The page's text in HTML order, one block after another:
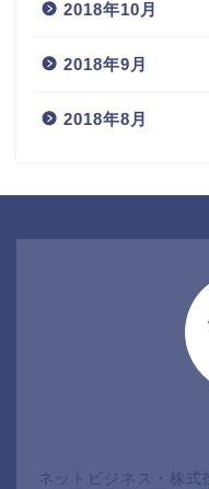
2018年10月
2018年9月
2018年8月
ネットビジネス・株式